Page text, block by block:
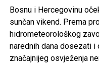
Bosnu i Hercegovinu
sunčan vikend. Prema
hidrometeorološkog
narednih dana dosezati i
značajnijeg osvježenja